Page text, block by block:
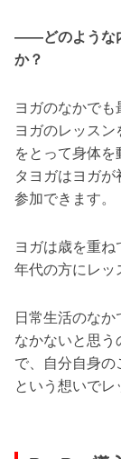
――どのような
か？
ヨガのなかで
ヨガのレッス
をとって身体
タヨガはヨガが
参加できます。
ヨガは歳を重
年代の方にレッ
日常生活のな
なかないと思う
で、自分自身の
という想いでレ